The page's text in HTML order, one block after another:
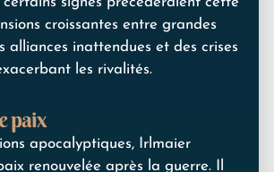
croissantes entre grandes
alliances inattendues et des crises
les rivalités.
paix
apocalyptiques, Irlmaier
renouvelée après la guerre. Il